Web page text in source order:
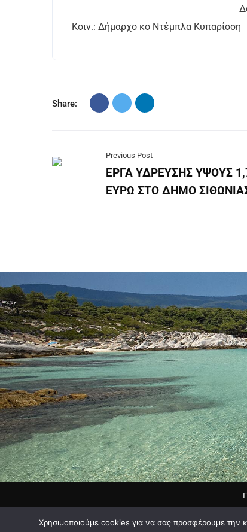
Κοιν.: Δήμαρχο κο Ντέμπλα Κυπαρίσση
Share:
Previous Post
ΕΡΓΑ ΥΔΡΕΥΣΗΣ ΥΨΟΥΣ
ΕΥΡΩ ΣΤΟ ΔΗΜΟ
Χρησιμοποιούμε cookies για να σας προσφέρουμε την